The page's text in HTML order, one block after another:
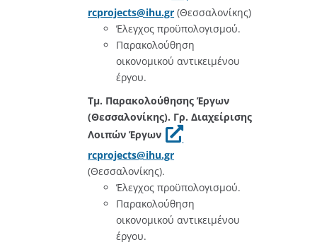
rcprojects@ihu.gr (Θεσσαλονίκης)
Έλεγχος προϋπολογισμού.
Παρακολούθηση
οικονομικού αντικειμένου
έργου.
Τμ. Παρακολούθησης Έργων
(Θεσσαλονίκης). Γρ. Διαχείρισης
Λοιπών Έργων
rcprojects@ihu.gr
(Θεσσαλονίκης).
Έλεγχος προϋπολογισμού.
Παρακολούθηση
οικονομικού αντικειμένου
έργου.